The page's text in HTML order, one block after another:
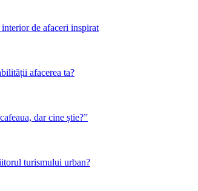
de afaceri inspirat
afacerea ta?
dar cine știe?”
turismului urban?